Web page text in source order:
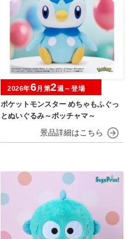
ポケットモンスター めちゃもふぐっ
とぬいぐるみ～ポッチャマ～
2026年6月第2週～登場